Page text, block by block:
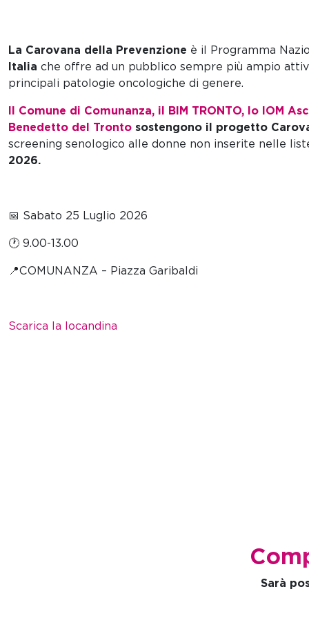
La Carovana della Prevenzione è il Programma
Italia che offre ad un pubblico sempre più ampio
principali patologie oncologiche di genere.
Il Comune di Comunanza, il BIM TRONTO, lo IOM
Benedetto del Tronto sostengono il progetto
screening senologico alle donne non inserite nelle
2026.
📅 Sabato 25 Luglio 2026
🕐 9.00-13.00
📍COMUNANZA – Piazza Garibaldi
Scarica la locandina
Sarà